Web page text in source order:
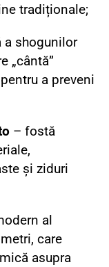
tradiționale;
a shogunilor
„cântă”
a preveni
– fostă
și ziduri
al
care
asupra